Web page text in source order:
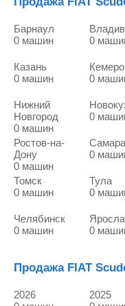
Барнаул
0 машин
0
Казань
0 машин
0
Нижний
Новгород
0 машин
0
Ростов-на-
Дону
0 машин
Самара
0
Томск
0 машин
Тула
0
Челябинск
0 машин
0
Продажа FIAT
2026
2025